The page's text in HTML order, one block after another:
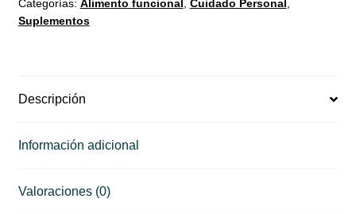
Categorías: Alimento funcional, Cuidado Personal,
Suplementos
Descripción
Información adicional
Valoraciones (0)